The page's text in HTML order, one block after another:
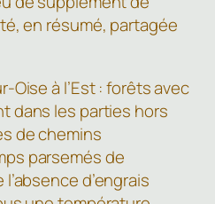
en résumé, partagée
Oise à l’Est : forêts avec
dans les parties hors
de chemins
parsemés de
d’engrais